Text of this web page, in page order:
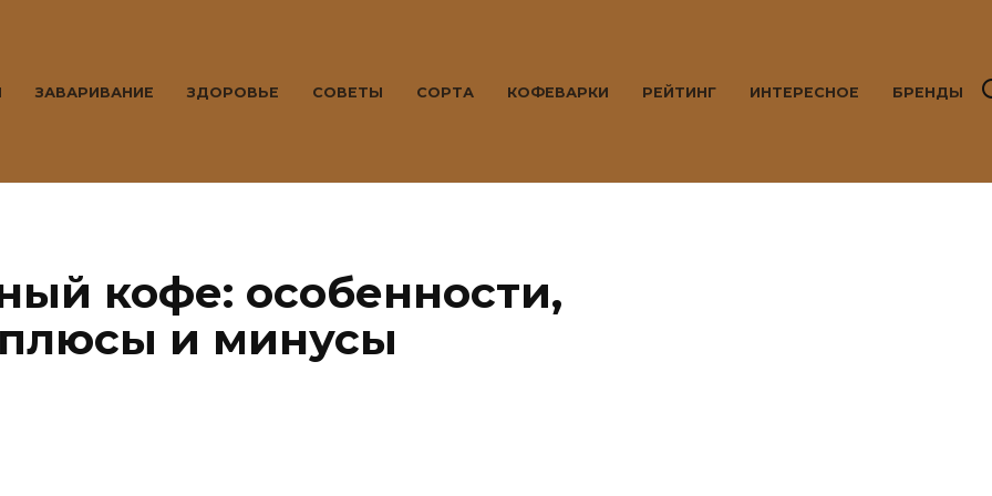
ЗАВАРИВАНИЕ ЗДОРОВЬЕ СОВЕТЫ СОРТА КОФЕВАРКИ РЕЙТИНГ ИНТЕРЕСНОЕ БРЕНДЫ
кофе: особенности,
и минусы